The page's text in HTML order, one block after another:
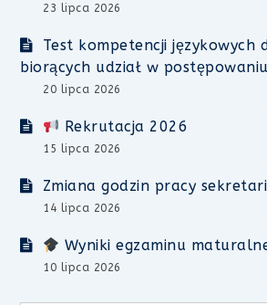
23 lipca 2026
Test kompetencji językowych
biorących udział w
20 lipca 2026
Rekrutacja 2026
15 lipca 2026
Zmiana godzin pracy
14 lipca 2026
Wyniki egzaminu
10 lipca 2026